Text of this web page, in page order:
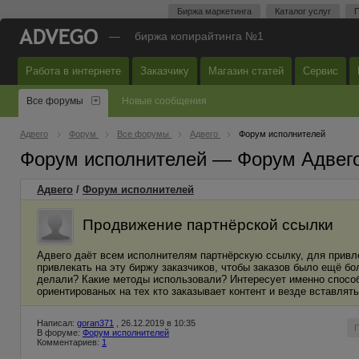
Биржа маркетинга Каталог услуг
— биржа копирайтинга №1
Работа в интернете Заказчику Магазин статей Сервис
Все форумы Новые сообщения
Адвего Форум Все форумы Адвего Форум исполнителей
Форум исполнителей — Форум
Адвего / Форум исполнителей
Продвижение партнёрской ссылки
Адвего даёт всем исполнителям партнёрскую ссылку, для
привлекать на эту биржу заказчиков, чтобы заказов было ещё
делали? Какие методы использовали? Интересует именно
ориентированых на тех кто заказывает контент и везде
Написал: goran371
, 26.12.2019 в 10:35
В форуме: Форум исполнителей
Комментариев: 1